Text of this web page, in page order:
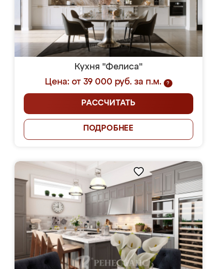
Кухня "Фелиса"
Цена: от 39 000 руб. за п.м.
?
РАССЧИТАТЬ
ПОДРОБНЕЕ